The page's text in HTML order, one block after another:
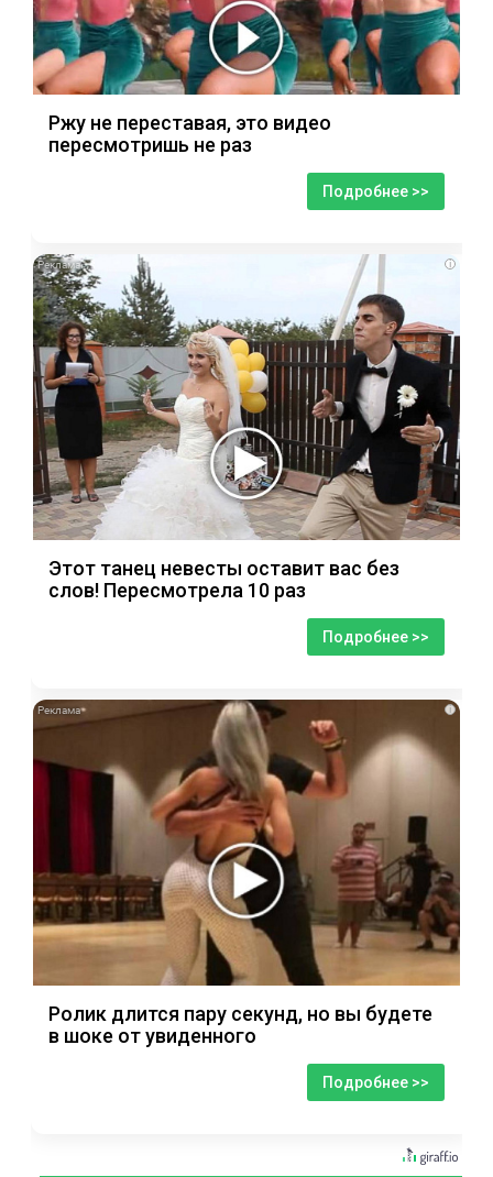
Ржу не переставая, это видео
пересмотришь не раз
Подробнее >>
i
Этот танец невесты оставит вас без
слов! Пересмотрела 10 раз
Подробнее >>
i
Ролик длится пару секунд, но вы будете
в шоке от увиденного
Подробнее >>